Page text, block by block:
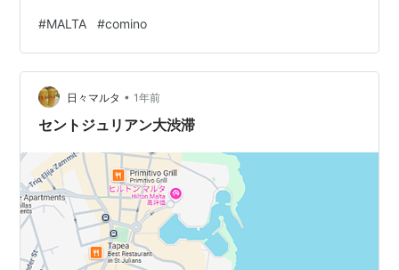
行く予定の方はご注意ください。 -----●マルタに旅行や
留学に来る際、ガイドブックはとても重宝します。在住
者も日本で購入したりして参考にしています。 紙で購入
電子で読む ● 日本からマルタへ荷物を送るなら？ 📦 ポ
チロジを使ってみた感想と、EMS・DHLとの比較…
#MALTA #comino
日々マルタ • 1年前
セントジュリアン大渋滞